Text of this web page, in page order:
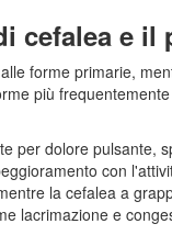
cefalea e
forme primarie,
più
per dolore pulsante,
con
la cefalea a
lacrimazione e